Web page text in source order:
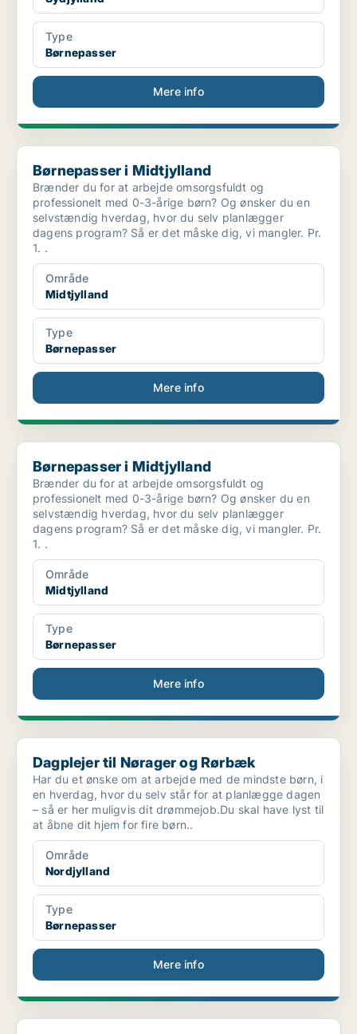
Type
Børnepasser
Mere info
Børnepasser i Midtjylland
Børnepasser i Midtjylland
Brænder du for at arbejde omsorgsfuldt og
professionelt med 0-3-årige børn? Og ønsker du en
selvstændig hverdag, hvor du selv planlægger
dagens program? Så er det måske dig, vi mangler. Pr.
1. .
Område
Midtjylland
Type
Børnepasser
Mere info
Børnepasser i Midtjylland
Børnepasser i Midtjylland
Brænder du for at arbejde omsorgsfuldt og
professionelt med 0-3-årige børn? Og ønsker du en
selvstændig hverdag, hvor du selv planlægger
dagens program? Så er det måske dig, vi mangler. Pr.
1. .
Område
Midtjylland
Type
Børnepasser
Mere info
Dagplejer til Nørager og Rørbæk
Dagplejer til Nørager og Rørbæk
Har du et ønske om at arbejde med de mindste børn, i
en hverdag, hvor du selv står for at planlægge dagen
– så er her muligvis dit drømmejob.Du skal have lyst til
at åbne dit hjem for fire børn..
Område
Nordjylland
Type
Børnepasser
Mere info
Børnepasser i Midtjylland